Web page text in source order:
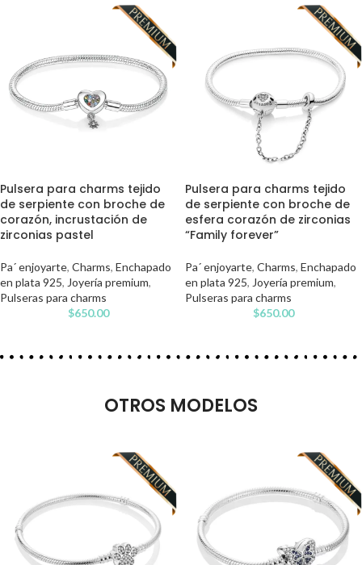
Pulsera para charms tejido
de serpiente con broche de
corazón, incrustación de
zirconias pastel
Pa´ enjoyarte, Charms, Enchapado
en plata 925, Joyería premium,
Pulseras para charms
$650.00
Pulsera para charms tejido
de serpiente con broche de
esfera corazón de zirconias
“Family forever”
Pa´ enjoyarte, Charms, Enchapado
en plata 925, Joyería premium,
Pulseras para charms
$650.00
OTROS MODELOS